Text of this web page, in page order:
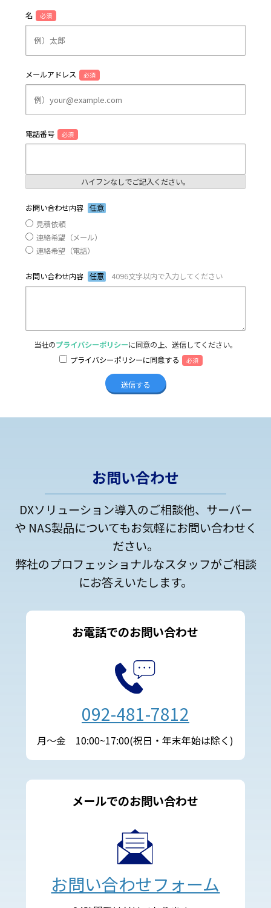
名 必須
メールアドレス 必須
電話番号 必須
ハイフンなしでご記入ください。
お問い合わせ内容 任意
見積依頼
連絡希望（メール）
連絡希望（電話）
お問い合わせ内容 任意 4096文字以内で入力してください
当社のプライバシーポリシーに同意の上、送信してください。
プライバシーポリシーに同意する
必須
お問い合わせ
DXソリューション導入のご相談他、サーバー
や NAS製品についてもお気軽にお問い合わせく
ださい。
弊社のプロフェッショナルなスタッフがご相談
にお答えいたします。
お電話でのお問い合わせ
092-481-7812
月～金 10:00~17:00(祝日・年末年始は除く)
メールでのお問い合わせ
お問い合わせフォーム